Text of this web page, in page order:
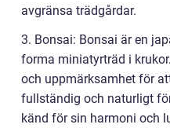
avgränsa trädgårdar.
3. Bonsai: Bonsai är en
forma miniatyrträd i
och uppmärksamhet för
fullständig och naturligt
känd för sin harmoni och